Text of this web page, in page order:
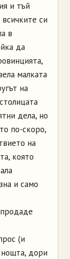
и тъй
си
в
да
малката
на
дела, но
по-скоро,
на
която
и само
(и
дори